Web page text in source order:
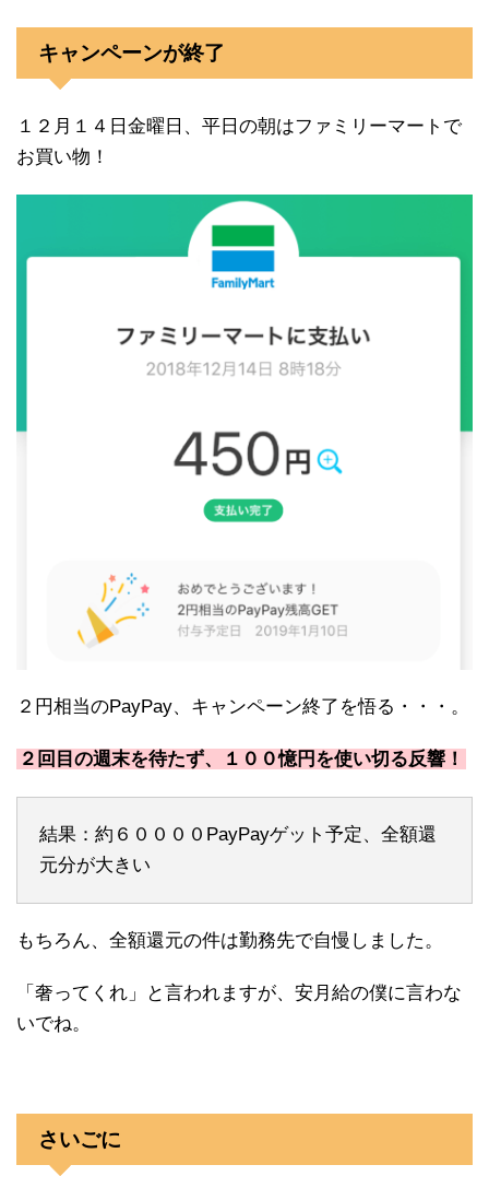
キャンペーンが終了
１２月１４日金曜日、平日の朝はファミリーマートで
お買い物！
２円相当のPayPay、キャンペーン終了を悟る・・・。
２回目の週末を待たず、１００憶円を使い切る反響！
結果：約６００００PayPayゲット予定、全額還
元分が大きい
もちろん、全額還元の件は勤務先で自慢しました。
「奢ってくれ」と言われますが、安月給の僕に言わな
いでね。
さいごに